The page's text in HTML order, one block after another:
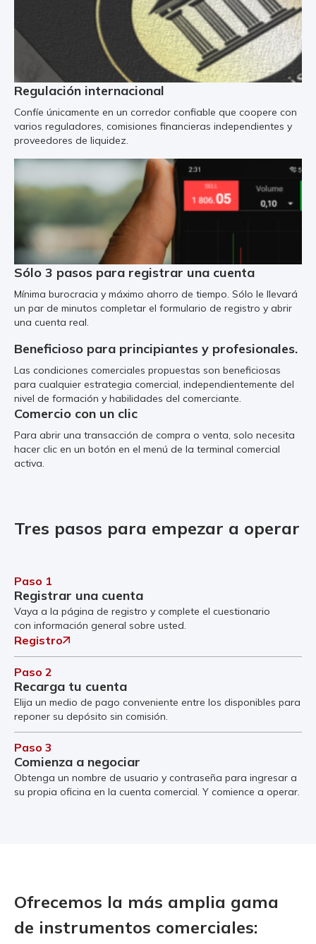
Regulación internacional
Confíe únicamente en un corredor confiable que coopere con
varios reguladores, comisiones financieras independientes y
proveedores de liquidez.
Sólo 3 pasos para registrar una cuenta
Mínima burocracia y máximo ahorro de tiempo. Sólo le llevará
un par de minutos completar el formulario de registro y abrir
una cuenta real.
Beneficioso para principiantes y profesionales.
Las condiciones comerciales propuestas son beneficiosas
para cualquier estrategia comercial, independientemente del
nivel de formación y habilidades del comerciante.
Comercio con un clic
Para abrir una transacción de compra o venta, solo necesita
hacer clic en un botón en el menú de la terminal comercial
activa.
Tres pasos para empezar a operar
Paso 1
Registrar una cuenta
Vaya a la página de registro y complete el cuestionario
con información general sobre usted.
Registro
Paso 2
Recarga tu cuenta
Elija un medio de pago conveniente entre los disponibles para
reponer su depósito sin comisión.
Paso 3
Comienza a negociar
Obtenga un nombre de usuario y contraseña para ingresar a
su propia oficina en la cuenta comercial. Y comience a operar.
Ofrecemos la más amplia gama
de instrumentos comerciales: